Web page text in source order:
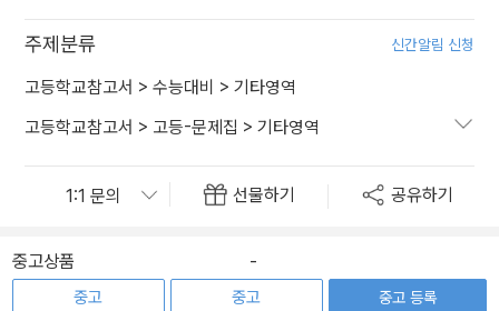
주제분류 신간알림 신청
고등학교참고서 > 수능대비 > 기타영역
고등학교참고서 > 고등-문제집 > 기타영역
선물하기 공유하기
중고상품 -
중고
중고
중고 등록